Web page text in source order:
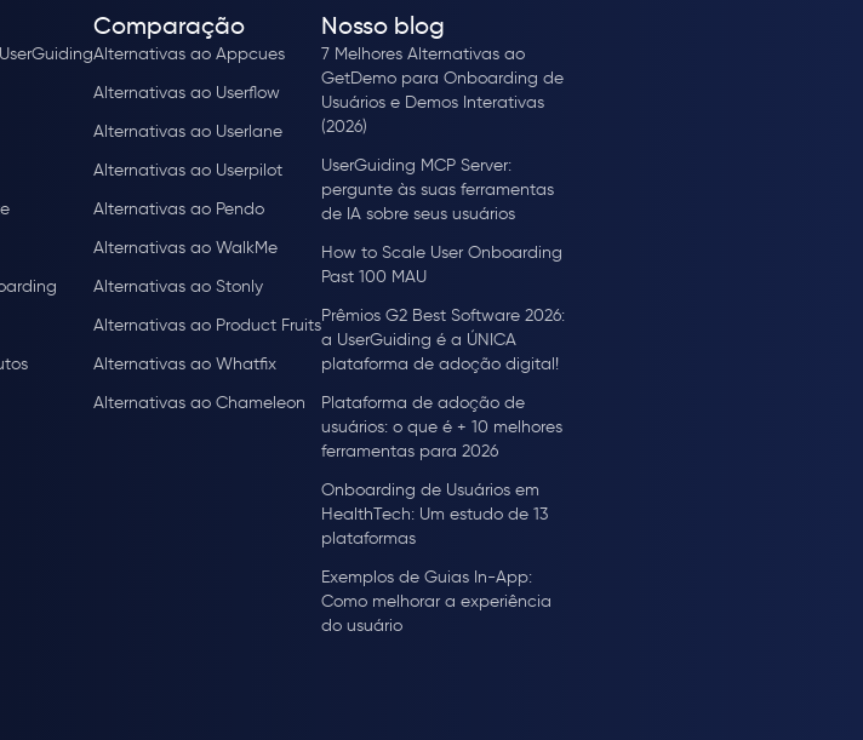
Comparação
Alternativas ao Appcues
Alternativas ao Userflow
Alternativas ao Userlane
Alternativas ao Userpilot
Alternativas ao Pendo
Alternativas ao WalkMe
Alternativas ao Stonly
Alternativas ao Product Fruits
Alternativas ao Whatfix
Alternativas ao Chameleon
Nosso blog
7 Melhores Alternativas ao
GetDemo para Onboarding de
Usuários e Demos Interativas
(2026)
UserGuiding MCP Server:
pergunte às suas ferramentas
de IA sobre seus usuários
How to Scale User Onboarding
Past 100 MAU
Prêmios G2 Best Software 2026:
a UserGuiding é a ÚNICA
plataforma de adoção digital!
Plataforma de adoção de
usuários: o que é + 10 melhores
ferramentas para 2026
Onboarding de Usuários em
HealthTech: Um estudo de 13
plataformas
Exemplos de Guias In-App:
Como melhorar a experiência
do usuário